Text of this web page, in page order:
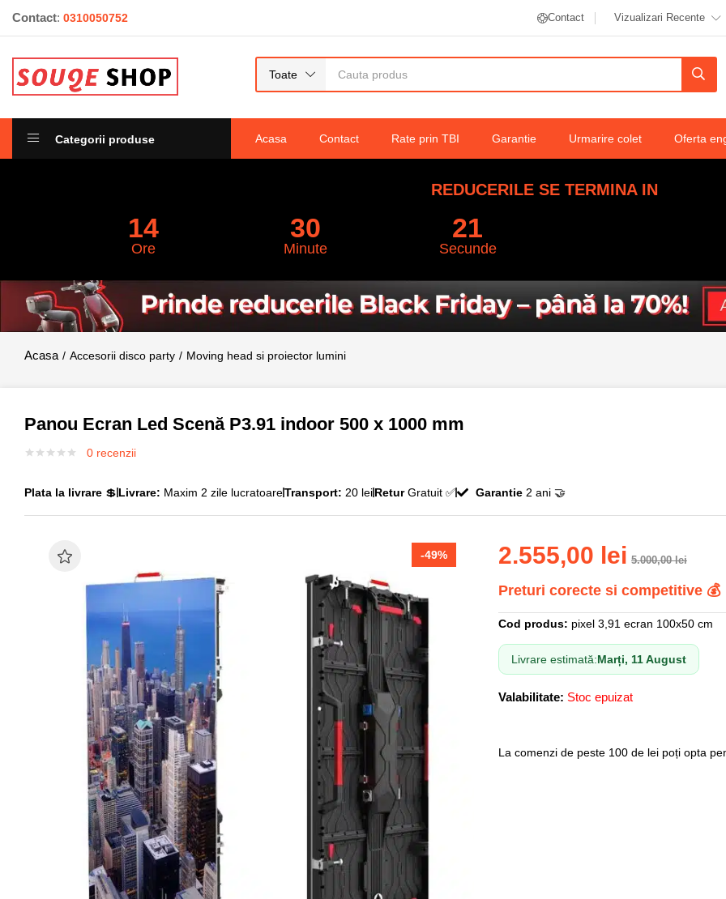
Contact: 0310050752 Contact Vizualizari Recente
Toate
Categorii produse Acasa Contact Rate prin TBI Garantie Urmarire colet Oferta
REDUCERILE SE TERMINA IN
14
Ore
30
Minute
20
Secunde
Panou Ecran Led Scenă P3.91 indoor 500 x 1000 mm
Accesorii disco party Moving head si proiector lumini
Panou Ecran Led Scenă P3.91 indoor 500 x 1000 mm
0 recenzii
Plata la livrare 💲 Livrare: Maxim 2 zile lucratoareTransport: 20 leiReturGratuit ✅ Garantie2 ani 🤝
-49% 2.555,00 lei 5.000,00lei
Preturi corecte si competitive 💰
Cod produs: pixel 3,91 ecran 100x50 cm
Livrare estimată:Marți, 11 August
Valabilitate: Stoc epuizat
La comenzi de peste 100 de lei poți opta